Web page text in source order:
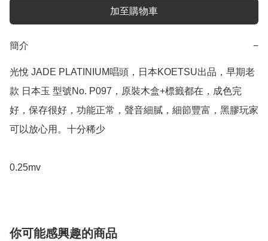
加至購物車
簡介 −
光悅 JADE PLATINIUM唱頭，日本KOETSU出品，早期老
款 日本玉 型號No. P097，原裝木盒+標籤都在，成色完
好，保存很好，功能正常，聲音細膩，細節豐富，黑膠玩家
可以放心用。十分稀少
0.25mv
你可能感興趣的商品